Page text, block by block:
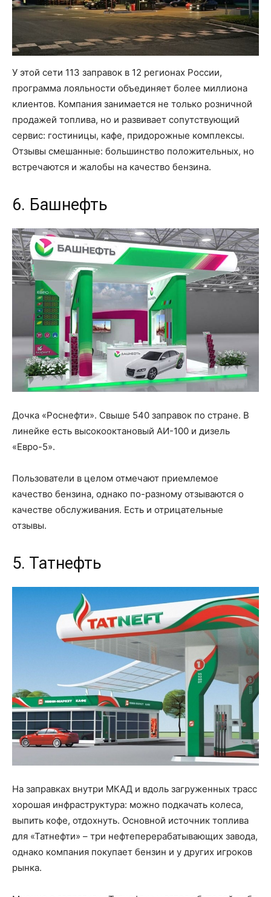
У этой сети 113 заправок в 12 регионах России,
программа лояльности объединяет более миллиона
клиентов. Компания занимается не только розничной
продажей топлива, но и развивает сопутствующий
сервис: гостиницы, кафе, придорожные комплексы.
Отзывы смешанные: большинство положительных, но
встречаются и жалобы на качество бензина.
6. Башнефть
Дочка «Роснефти». Свыше 540 заправок по стране. В
линейке есть высокооктановый АИ-100 и дизель
«Евро-5».
Пользователи в целом отмечают приемлемое
качество бензина, однако по-разному отзываются о
качестве обслуживания. Есть и отрицательные
отзывы.
5. Татнефть
На заправках внутри МКАД и вдоль загруженных трасс
хорошая инфраструктура: можно подкачать колеса,
выпить кофе, отдохнуть. Основной источник топлива
для «Татнефти» – три нефтеперерабатывающих завода,
однако компания покупает бензин и у других игроков
рынка.